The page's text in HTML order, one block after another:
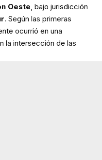
Oeste , bajo jurisdicción
. Según las primeras
ocurrió en una
la intersección de las